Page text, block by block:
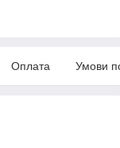
Оплата Умови